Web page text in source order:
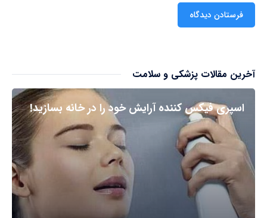
آخرین مقالات پزشکی و سلامت
اسپری فیکس کننده آرایش خود را در خانه بسازید!